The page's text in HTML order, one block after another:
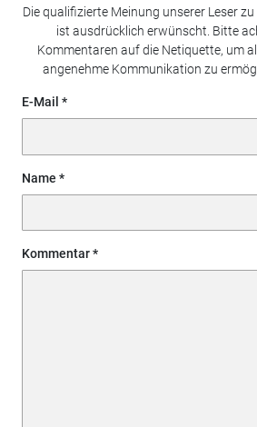
Die qualifizierte Meinung unserer Leser
ist ausdrücklich erwünscht. Bitte
Kommentaren auf die Netiquette, um
angenehme Kommunikation zu
E-Mail
Name
Kommentar